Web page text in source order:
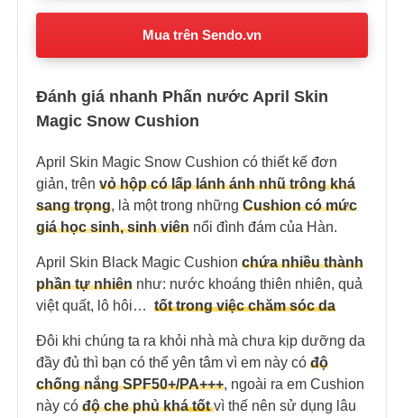
Mua trên Sendo.vn
Đánh giá nhanh Phấn nước April Skin
Magic Snow Cushion
April Skin Magic Snow Cushion có thiết kế đơn
giản, trên vỏ hộp có lấp lánh ánh nhũ trông khá
sang trọng, là một trong những Cushion có mức
giá học sinh, sinh viên nổi đình đám của Hàn.
April Skin Black Magic Cushion chứa nhiều thành
phần tự nhiên như: nước khoáng thiên nhiên, quả
việt quất, lô hôi… tốt trong việc chăm sóc da
Đôi khi chúng ta ra khỏi nhà mà chưa kịp dưỡng da
đầy đủ thì bạn có thể yên tâm vì em này có độ
chống nắngSPF50+/PA+++, ngoài ra em Cushion
này có độ che phủ khátốt vì thế nên sử dụng lâu